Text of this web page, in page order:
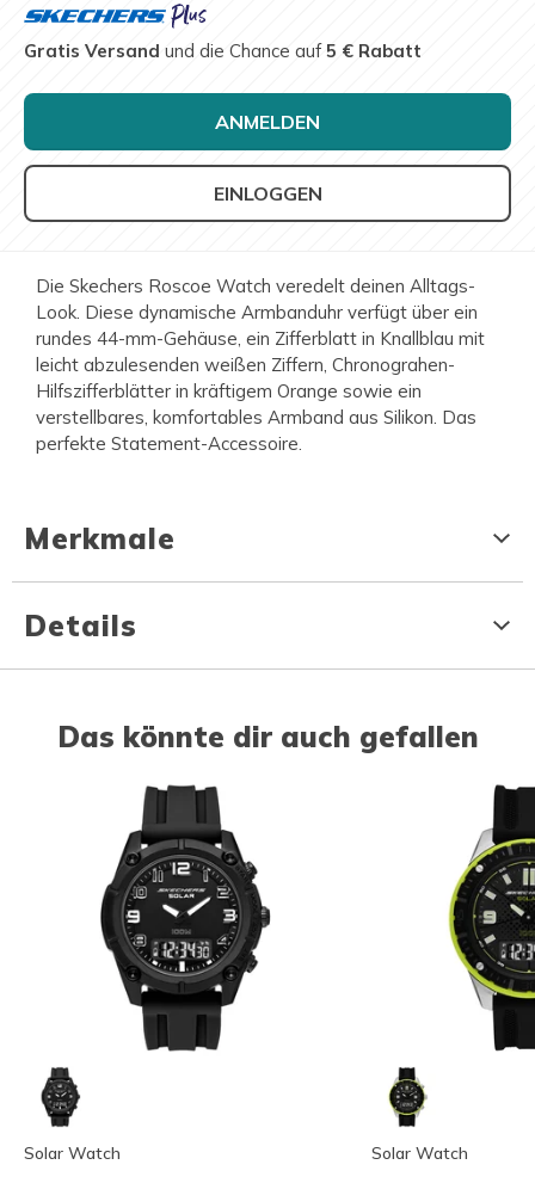
Gratis Versand und die Chance auf5 € Rabatt
ANMELDEN
EINLOGGEN
Die Skechers Roscoe Watch veredelt deinen Alltags-
Look. Diese dynamische Armbanduhr verfügt über ein
rundes 44-mm-Gehäuse, ein Zifferblatt in Knallblau mit
leicht abzulesenden weißen Ziffern, Chronograhen-
Hilfszifferblätter in kräftigem Orange sowie ein
verstellbares, komfortables Armband aus Silikon. Das
perfekte Statement-Accessoire.
Merkmale
Details
Das könnte dir auch gefallen
Solar Watch Solar Watch